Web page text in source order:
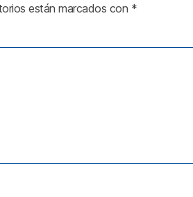
están marcados con *